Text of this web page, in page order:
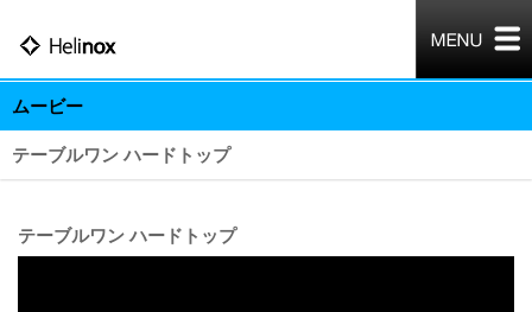
ムービー
テーブルワン ハードトップ
テーブルワン ハードトップ